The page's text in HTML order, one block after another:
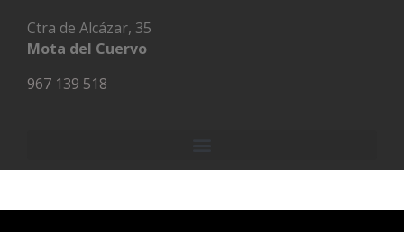
Ctra de Alcázar, 35
Mota del Cuervo
967 139 518